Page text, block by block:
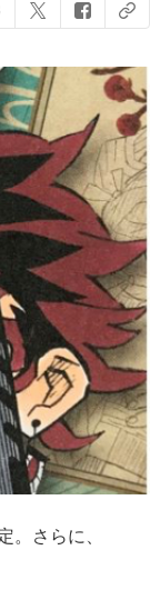
。さらに、